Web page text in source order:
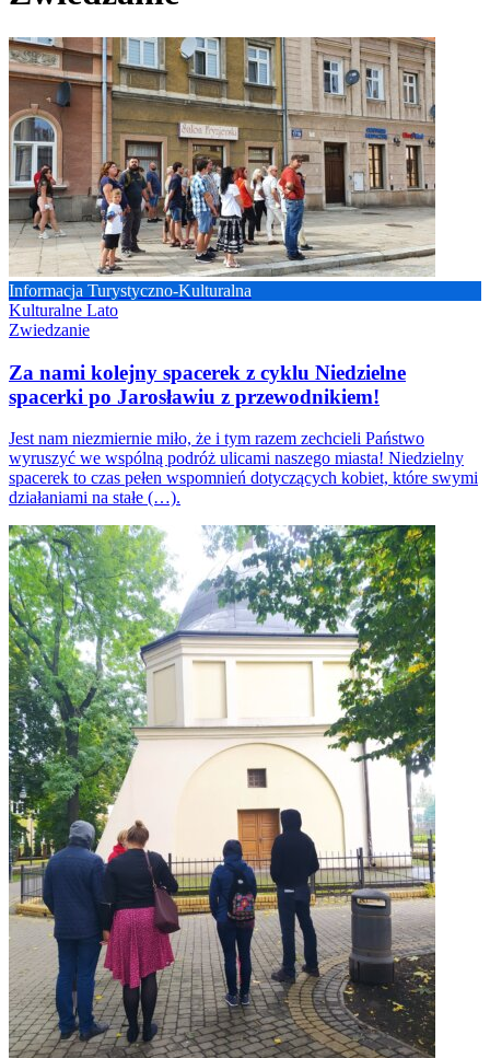
Informacja Turystyczno-Kulturalna
Kulturalne Lato
Zwiedzanie
Za nami kolejny spacerek z cyklu Niedzielne
spacerki po Jarosławiu z przewodnikiem!
Jest nam niezmiernie miło, że i tym razem zechcieli Państwo
wyruszyć we wspólną podróż ulicami naszego miasta! Niedzielny
spacerek to czas pełen wspomnień dotyczących kobiet, które swymi
działaniami na stałe (…).